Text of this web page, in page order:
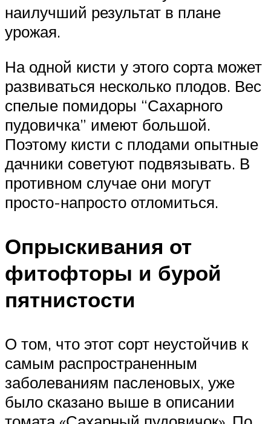
наилучший результат в плане
урожая.
На одной кисти у этого сорта может
развиваться несколько плодов. Вес
спелые помидоры “Сахарного
пудовичка” имеют большой.
Поэтому кисти с плодами опытные
дачники советуют подвязывать. В
противном случае они могут
просто-напросто отломиться.
Опрыскивания от
фитофторы и бурой
пятнистости
О том, что этот сорт неустойчив к
самым распространенным
заболеваниям пасленовых, уже
было сказано выше в описании